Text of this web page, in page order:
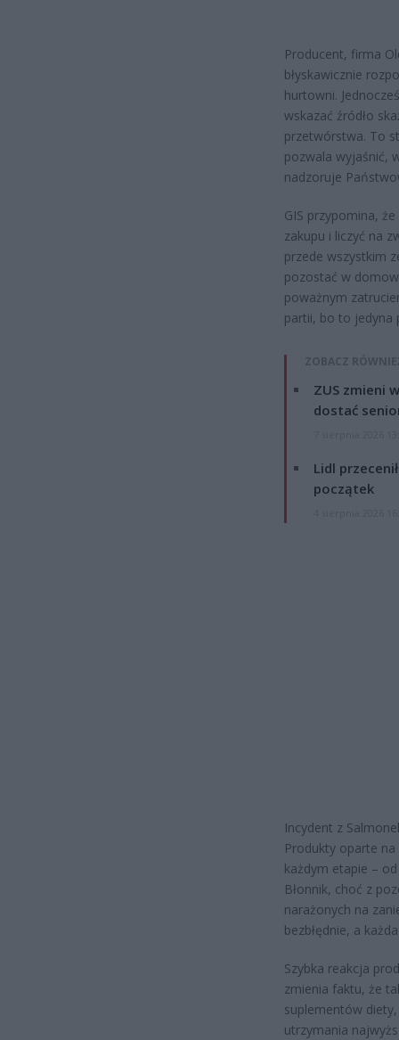
Producent, firma
błyskawicznie
hurtowni.
wskazać źródło
przetwórstwa. To
pozwala wyjaśnić,
nadzoruje
GIS przypomina,
zakupu i liczyć na
przede wszystkim
pozostać w
poważnym
partii, bo to jedyna
ZOBACZ
ZUS zmieni
dostać
Lidl
początek
Incydent z
Produkty oparte
każdym etapie –
Błonnik, choć z
narażonych na
bezbłędnie, a
Szybka reakcja
zmienia faktu, że
suplementów
utrzymania